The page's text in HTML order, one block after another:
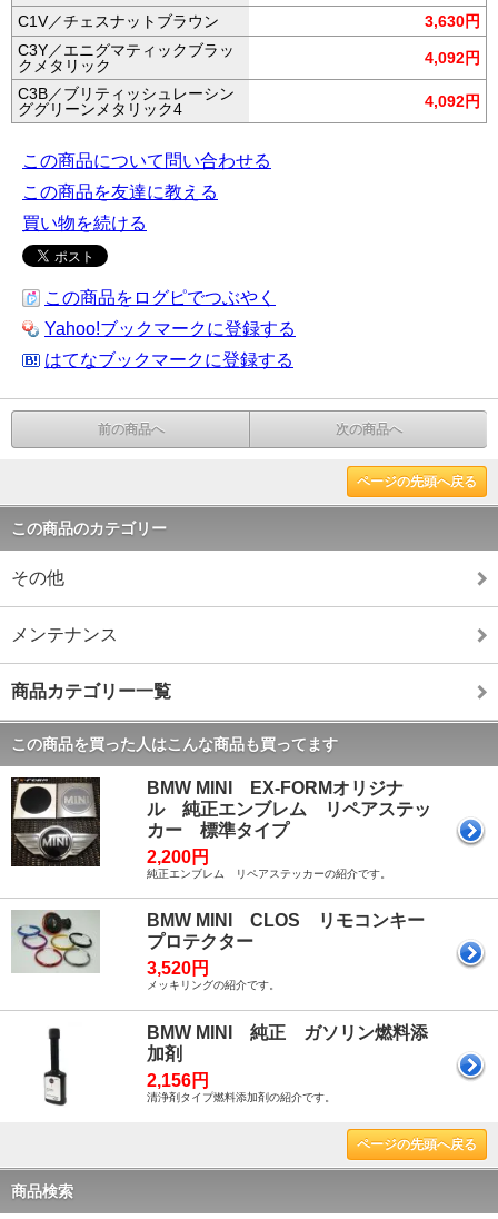
C1V／チェスナットブラウン
3,630円
C3Y／エニグマティックブラッ
クメタリック
4,092円
C3B／ブリティッシュレーシン
ググリーンメタリック4
4,092円
この商品について問い合わせる
この商品を友達に教える
買い物を続ける
この商品をログピでつぶやく
Yahoo!ブックマークに登録する
はてなブックマークに登録する
前の商品へ 次の商品へ
ページの先頭へ戻る
この商品のカテゴリー
その他
メンテナンス
商品カテゴリー一覧
この商品を買った人はこんな商品も買ってます
BMW MINI EX-FORMオリジナ
ル 純正エンブレム リペアステッ
カー 標準タイプ
2,200円
純正エンブレム リペアステッカーの紹介です。
BMW MINI CLOS リモコンキー
プロテクター
3,520円
メッキリングの紹介です。
BMW MINI 純正 ガソリン燃料添
加剤
2,156円
清浄剤タイプ燃料添加剤の紹介です。
ページの先頭へ戻る
商品検索